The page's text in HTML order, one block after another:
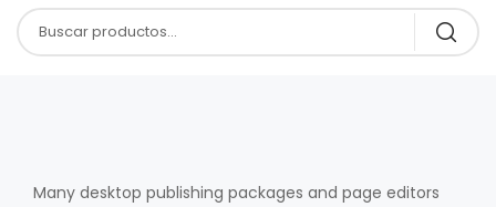
Many desktop publishing packages and page editors